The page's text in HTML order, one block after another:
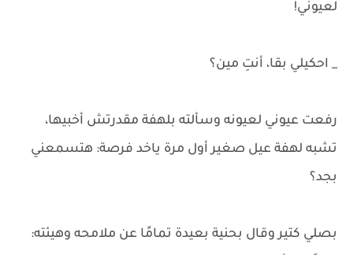
لعيوني!
_ احكيلي بقا، أنتِ مين؟
رفعت عيوني لعيونه وسألته بلهفة مقدرتش أخبيها،
تشبه لهفة عيل صغير أول مرة ياخد فرصة: هتسمعني
بجد؟
بصلي كتير وقال بحنية بعيدة تمامًا عن ملامحه وهيئته: